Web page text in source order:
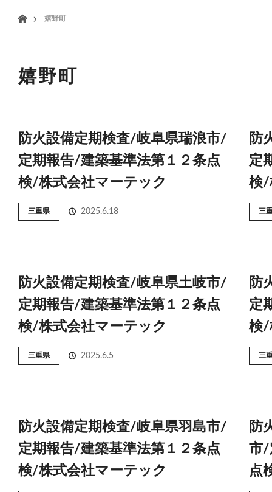
嬉野町
嬉野町
防火設備定期検査/岐阜県瑞浪市/
定期報告/建築基準法第１２条点
検/株式会社マーテック
三重県 2025.6.18
防
定
検/
三
防火設備定期検査/岐阜県土岐市/
定期報告/建築基準法第１２条点
検/株式会社マーテック
三重県 2025.6.5
防
定
検/
三
防火設備定期検査/岐阜県羽島市/
定期報告/建築基準法第１２条点
検/株式会社マーテック
防
市/
点